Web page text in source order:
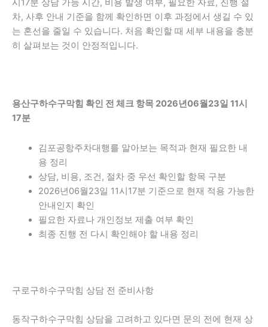
차, 사후 안내 기준을 함께 확인하면 이후 과정에서 생길 수 있
는 혼선을 줄일 수 있습니다. 처음 확인할 때 세부 내용을 충분
히 살펴보는 것이 안정적입니다.
용산구하수구막힘 확인 전 체크 항목 2026년06월23일 11시
17분
김포공항주차대행를 알아보는 목적과 현재 필요한 내
용 정리
상담, 비용, 조건, 절차 중 우선 확인할 항목 구분
2026년06월23일 11시17분 기준으로 현재 적용 가능한
안내인지 확인
필요한 자료나 개인정보 제출 여부 확인
최종 진행 전 다시 확인해야 할 내용 정리
구로구하수구막힘 상담 전 준비사항
동작구하수구막힘 상담을 고려하고 있다면 문의 전에 현재 상